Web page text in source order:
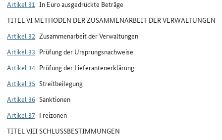
Artikel 31 In Euro ausgedrückte Beträge
TITEL VI METHODEN DER ZUSAMMENARBEIT DER VERWALTUNGEN
Artikel 32 Zusammenarbeit der Verwaltungen
Artikel 33 Prüfung der Ursprungsnachweise
Artikel 34 Prüfung der Lieferantenerklärung
Artikel 35 Streitbeilegung
Artikel 36 Sanktionen
Artikel 37 Freizonen
TITEL VIII SCHLUSSBESTIMMUNGEN